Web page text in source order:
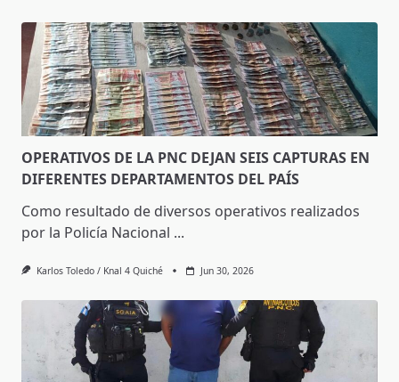
OPERATIVOS DE LA PNC DEJAN SEIS CAPTURAS EN
DIFERENTES DEPARTAMENTOS DEL PAÍS
Como resultado de diversos operativos realizados
por la Policía Nacional ...
Karlos Toledo / Knal 4 Quiché Jun 30, 2026